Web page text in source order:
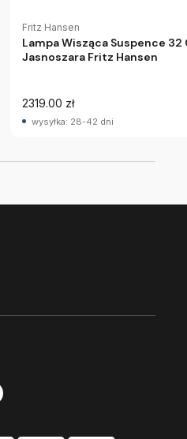
Fritz Hansen
Lampa Wisząca Suspence 32
Jasnoszara Fritz Hansen
2319.00 zł
wysyłka: 28-42 dni